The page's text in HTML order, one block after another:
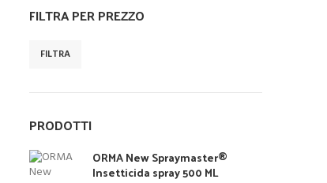
FILTRA PER PREZZO
Prezzo Min
Prezzo Max
FILTRA
PRODOTTI
ORMA New Spraymaster®
Insetticida spray 500 ML